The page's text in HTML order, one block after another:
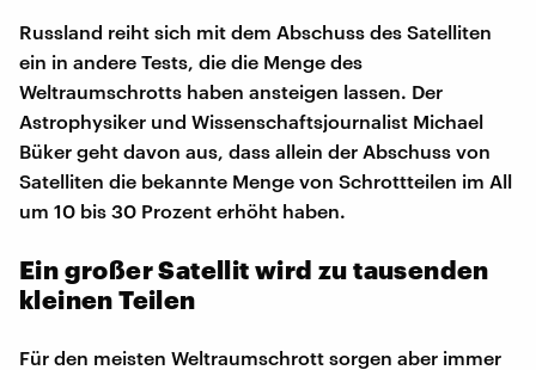
Russland reiht sich mit dem Abschuss des Satelliten
ein in andere Tests, die die Menge des
Weltraumschrotts haben ansteigen lassen. Der
Astrophysiker und Wissenschaftsjournalist Michael
Büker geht davon aus, dass allein der Abschuss von
Satelliten die bekannte Menge von Schrottteilen im All
um 10 bis 30 Prozent erhöht haben.
Ein großer Satellit wird zu tausenden
kleinen Teilen
Für den meisten Weltraumschrott sorgen aber immer